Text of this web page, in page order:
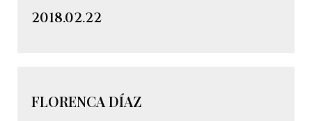
2018.02.22
FLORENCA DÍAZ